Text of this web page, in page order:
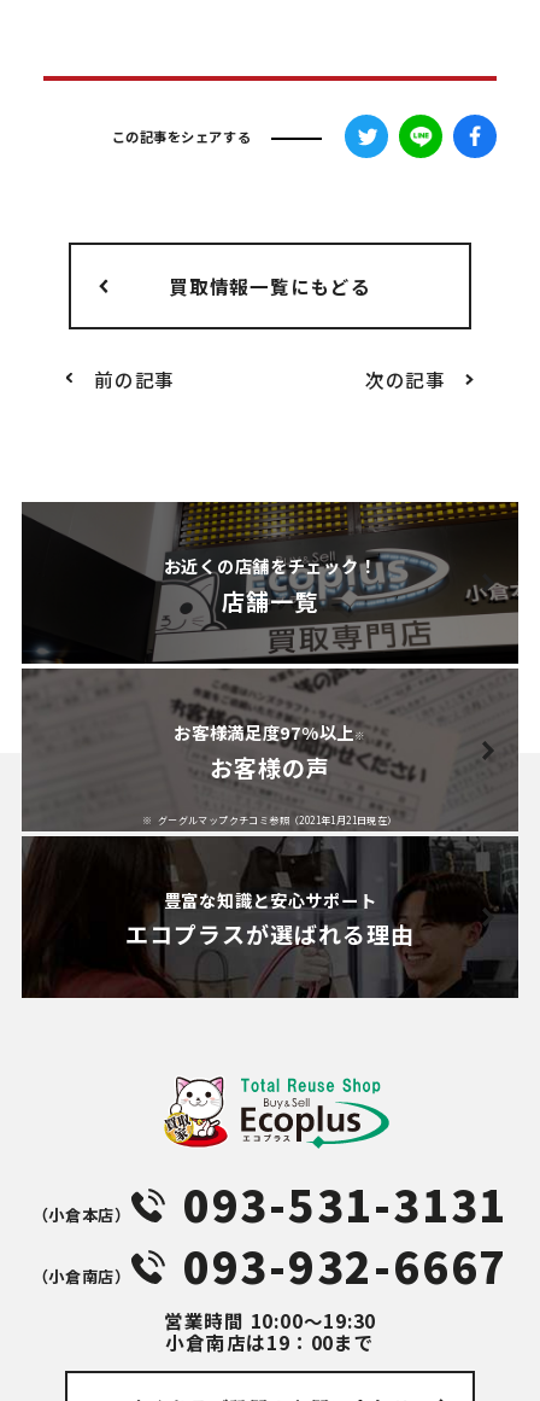
この記事をシェアする
前の記事
買取情報一覧にもどる
次の記事
お近くの店舗をチェック！
店舗一覧
お客様満足度97%以上※
お客様の声
グーグルマップクチコミ参照（2021年1月21日現在）
豊富な知識と安心サポート
エコプラスが選ばれる理由
（⼩倉本店） 093-531-3131
（⼩倉南店） 093-932-6667
営業時間 10:00～19:30
小倉南店は19：00まで